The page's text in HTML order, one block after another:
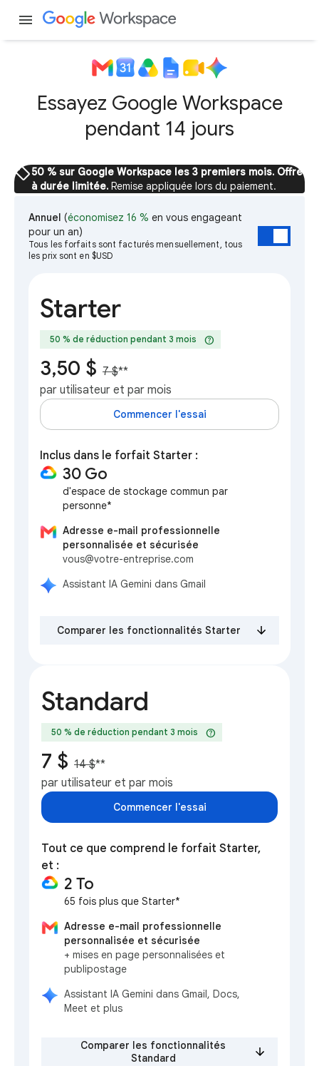
menu
Essayez Google Workspace
pendant 14 jours
sell50 % sur Google Workspace les 3 premiers mois. Offre
à durée limitée. Remise appliquée lors du paiement.
Annuel (économisez 16 % en vous engageant
pour un an)
Tous les forfaits sont facturés mensuellement, tous
les prix sont en $USD
Starter
50 % de réduction pendant 3 mois help
3,50 $ 7 $**
par utilisateur et par mois
Commencer l'essai
Inclus dans le forfait Starter :
30 Go
d'espace de stockage commun par
personne*
Adresse e-mail professionnelle
personnalisée et sécurisée
vous@votre-entreprise.com
Assistant IA Gemini dans Gmail
Comparer les fonctionnalités Starter
Standard
50 % de réduction pendant 3 mois help
7 $ 14 $**
par utilisateur et par mois
Commencer l'essai
Tout ce que comprend le forfait Starter,
et :
2 To
65 fois plus que Starter*
Adresse e-mail professionnelle
personnalisée et sécurisée
+ mises en page personnalisées et
publipostage
Assistant IA Gemini dans Gmail, Docs,
Meet et plus
Comparer les fonctionnalités
Standard